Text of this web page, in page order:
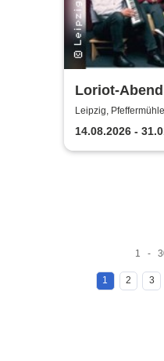
Loriot-
schief |
Pfeffermühle
Leipzig,
14.08.2026 -
1 -
1 2 3